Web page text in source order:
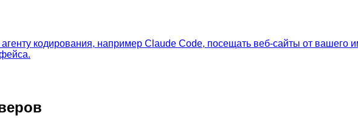
кодирования, например Claude Code, посещать веб-сайты от вашего